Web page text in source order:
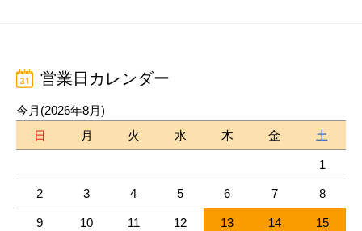
営業日カレンダー
今月(2026年8月)
日
月 火 水 木 金 土
1
2 3 4 5 6 7 8
9 10 11 12 13 14 15